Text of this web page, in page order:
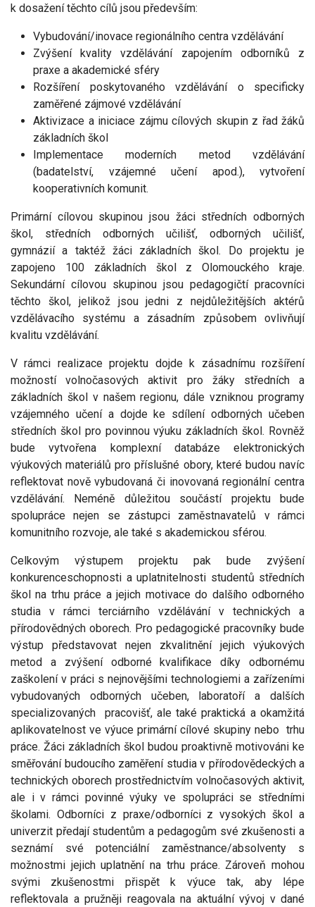
k dosažení těchto cílů jsou především:
Vybudování/inovace regionálního centra vzdělávání
Zvýšení kvality vzdělávání zapojením odborníků z
praxe a akademické sféry
Rozšíření poskytovaného vzdělávání o specificky
zaměřené zájmové vzdělávání
Aktivizace a iniciace zájmu cílových skupin z řad žáků
základních škol
Implementace moderních metod vzdělávání
(badatelství, vzájemné učení apod.), vytvoření
kooperativních komunit.
Primární cílovou skupinou jsou žáci středních odborných
škol, středních odborných učilišť, odborných učilišť,
gymnázií a taktéž žáci základních škol. Do projektu je
zapojeno 100 základních škol z Olomouckého kraje.
Sekundární cílovou skupinou jsou pedagogičtí pracovníci
těchto škol, jelikož jsou jedni z nejdůležitějších aktérů
vzdělávacího systému a zásadním způsobem ovlivňují
kvalitu vzdělávání.
V rámci realizace projektu dojde k zásadnímu rozšíření
možností volnočasových aktivit pro žáky středních a
základních škol v našem regionu, dále vzniknou programy
vzájemného učení a dojde ke sdílení odborných učeben
středních škol pro povinnou výuku základních škol. Rovněž
bude vytvořena komplexní databáze elektronických
výukových materiálů pro příslušné obory, které budou navíc
reflektovat nově vybudovaná či inovovaná regionální centra
vzdělávání. Neméně důležitou součástí projektu bude
spolupráce nejen se zástupci zaměstnavatelů v rámci
komunitního rozvoje, ale také s akademickou sférou.
Celkovým výstupem projektu pak bude zvýšení
konkurenceschopnosti a uplatnitelnosti studentů středních
škol na trhu práce a jejich motivace do dalšího odborného
studia v rámci terciárního vzdělávání v technických a
přírodovědných oborech. Pro pedagogické pracovníky bude
výstup představovat nejen zkvalitnění jejich výukových
metod a zvýšení odborné kvalifikace díky odbornému
zaškolení v práci s nejnovějšími technologiemi a zařízeními
vybudovaných odborných učeben, laboratoří a dalších
specializovaných pracovišť, ale také praktická a okamžitá
aplikovatelnost ve výuce primární cílové skupiny nebo trhu
práce. Žáci základních škol budou proaktivně motivováni ke
směřování budoucího zaměření studia v přírodovědeckých a
technických oborech prostřednictvím volnočasových aktivit,
ale i v rámci povinné výuky ve spolupráci se středními
školami. Odborníci z praxe/odborníci z vysokých škol a
univerzit předají studentům a pedagogům své zkušenosti a
seznámí své potenciální zaměstnance/absolventy s
možnostmi jejich uplatnění na trhu práce. Zároveň mohou
svými zkušenostmi přispět k výuce tak, aby lépe
reflektovala a pružněji reagovala na aktuální vývoj v dané